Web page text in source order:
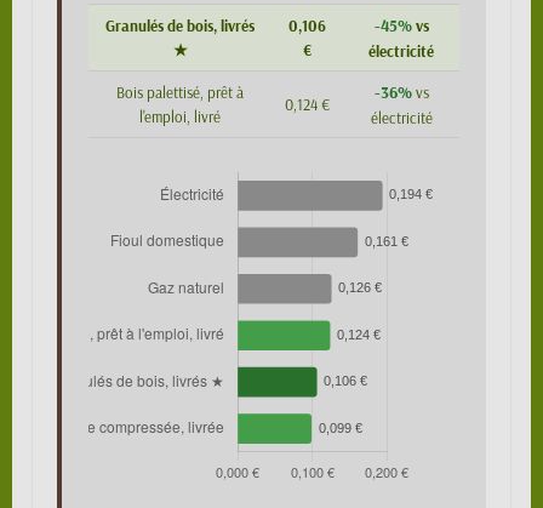
Granulés de bois, livrés
★
0,106
€
-45%vs
électricité
Bois palettisé, prêt à
l'emploi, livré
0,124 €
-36%vs
électricité